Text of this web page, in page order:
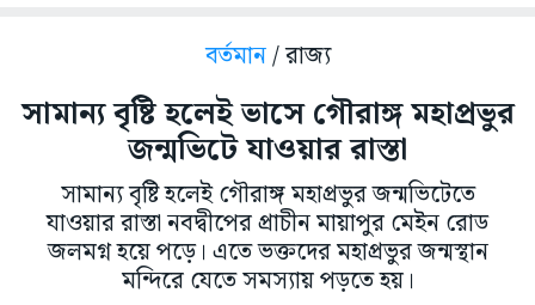
বর্তমান/ রাজ্য
সামান্য বৃষ্টি হলেই ভাসে গৌরাঙ্গ মহাপ্রভুর
জন্মভিটে যাওয়ার রাস্তা
সামান্য বৃষ্টি হলেই গৌরাঙ্গ মহাপ্রভুর জন্মভিটেতে
যাওয়ার রাস্তা নবদ্বীপের প্রাচীন মায়াপুর মেইন রোড
জলমগ্ন হয়ে পড়ে। এতে ভক্তদের মহাপ্রভুর জন্মস্থান
মন্দিরে যেতে সমস্যায় পড়তে হয়।